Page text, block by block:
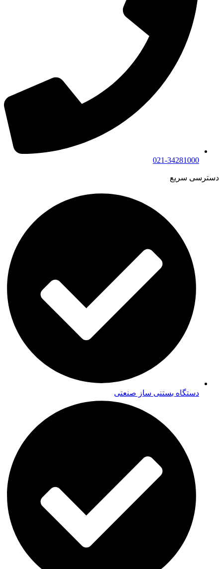
021-34281000
دسترسی سریع
دستگاه بستنی ساز صنعتی